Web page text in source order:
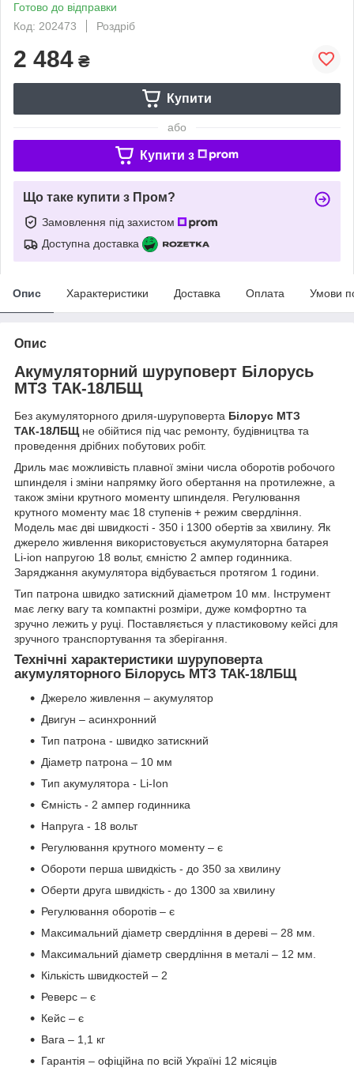
Готово до відправки
Код: 202473
Роздріб
2 484 ₴
Купити
або
Купити з
Що таке купити з Пром?
Замовлення під захистом
Доступна доставка
Опис Характеристики Доставка Оплата Умови
Опис
Акумуляторний шуруповерт Білорусь
МТЗ ТАК-18ЛБЩ
Без акумуляторного дриля-шуруповерта Білорус МТЗ
ТАК-18ЛБЩне обійтися під час ремонту, будівництва та
проведення дрібних побутових робіт.
Дриль має можливість плавної зміни числа оборотів робочого
шпинделя і зміни напрямку його обертання на протилежне, а
також зміни крутного моменту шпинделя. Регулювання
крутного моменту має 18 ступенів + режим свердління.
Модель має дві швидкості - 350 і 1300 обертів за хвилину. Як
джерело живлення використовується акумуляторна батарея
Li-ion напругою 18 вольт, ємністю 2 ампер годинника.
Заряджання акумулятора відбувається протягом 1 години.
Тип патрона швидко затискний діаметром 10 мм. Інструмент
має легку вагу та компактні розміри, дуже комфортно та
зручно лежить у руці. Поставляється у пластиковому кейсі для
зручного транспортування та зберігання.
Технічні характеристики шуруповерта
акумуляторного Білорусь МТЗ ТАК-18ЛБЩ
Джерело живлення – акумулятор
Двигун – асинхронний
Тип патрона - швидко затискний
Діаметр патрона – 10 мм
Тип акумулятора - Li-Ion
Ємність - 2 ампер годинника
Напруга - 18 вольт
Регулювання крутного моменту – є
Обороти перша швидкість - до 350 за хвилину
Оберти друга швидкість - до 1300 за хвилину
Регулювання оборотів – є
Максимальний діаметр свердління в дереві – 28 мм.
Максимальний діаметр свердління в металі – 12 мм.
Кількість швидкостей – 2
Реверс – є
Кейс – є
Вага – 1,1 кг
Гарантія – офіційна по всій Україні 12 місяців